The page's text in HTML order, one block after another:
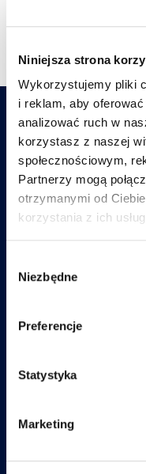
Niniejsza strona
Wykorzystujemy pliki
i reklam, aby
analizować ruch w
korzystasz z naszej
społecznościowym,
Partnerzy mogą
otrzymanymi od
korzystania z ich
zgody
Niezbędne
Preferencje
Statystyka
Marketing
17